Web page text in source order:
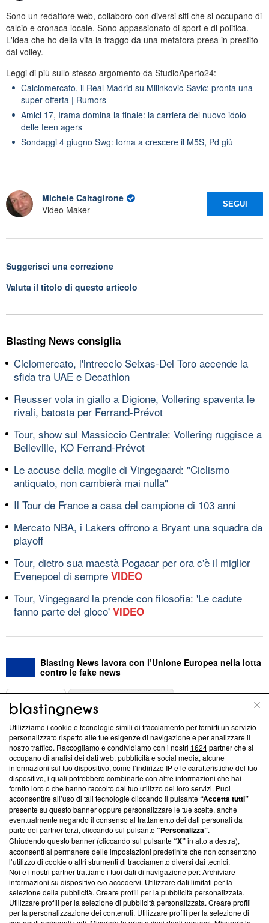
Sono un redattore web, collaboro con diversi siti che si occupano di
calcio e cronaca locale. Sono appassionato di sport e di politica.
L'idea che ho della vita la traggo da una metafora presa in prestito
dal volley.
Leggi di più sullo stesso argomento da StudioAperto24:
Calciomercato, il Real Madrid su Milinkovic-Savic: pronta una
super offerta | Rumors
Amici 17, Irama domina la finale: la carriera del nuovo idolo
delle teen agers
Sondaggi 4 giugno Swg: torna a crescere il M5S, Pd giù
Michele Caltagirone
Video Maker
SEGUI
Suggerisci una correzione
Valuta il titolo di questo articolo
Blasting News consiglia
Ciclomercato, l'intreccio Seixas-Del Toro accende la
sfida tra UAE e Decathlon
Reusser vola in giallo a Digione, Vollering spaventa le
rivali, batosta per Ferrand-Prévot
Tour, show sul Massiccio Centrale: Vollering ruggisce a
Belleville, KO Ferrand-Prévot
Le accuse della moglie di Vingegaard: "Ciclismo
antiquato, non cambierà mai nulla"
Il Tour de France a casa del campione di 103 anni
Mercato NBA, i Lakers offrono a Bryant una squadra da
playoff
Tour, dietro sua maestà Pogacar per ora c'è il miglior
Evenepoel di sempre VIDEO
Tour, Vingegaard la prende con filosofia: 'Le cadute
fanno parte del gioco' VIDEO
Blasting News lavora con l’Unione Europea nella lotta
contro le fake news
ABOUT
Questa sezione offre informazioni trasparenti su Blasting
News, sui nostri processi editoriali e su come ci impegniamo a
creare news di qualità. Inoltre, afferma la nostra aderenza a
‘Trust Project - News with Integrity’Blasting News non è
ancora membro del programma, ma ha richiesto di farne
parte; Trust Project non ha ancora effettuato una verifica di
conformità agli standard.
Su di noi
Team editoriale
Corporate
Redazione
Informativa Privacy
Utilizziamo i cookie e tecnologie simili di tracciamento per fornirti un servizio
personalizzato rispetto alle tue esigenze di navigazione e per analizzare il
nostro traffico. Raccogliamo e condividiamo con i nostri 1624partner che si
occupano di analisi dei dati web, pubblicità e social media, alcune
informazioni sul tuo dispositivo, come l’indirizzo IP e le caratteristiche del tuo
dispositivo, i quali potrebbero combinarle con altre informazioni che hai
fornito loro o che hanno raccolto dal tuo utilizzo dei loro servizi. Puoi
acconsentire all’uso di tali tecnologie cliccando il pulsante“Accetta tutti”
presente su questo banner oppure personalizzare le tue scelte, anche
eventualmente negando il consenso al trattamento dei dati personali da
parte dei partner terzi, cliccando sul pulsante“Personalizza”.
Chiudendo questo banner (cliccando sul pulsante“X”in alto a destra),
acconsenti al permanere delle impostazioni predefinite che non consentono
l’utilizzo di cookie o altri strumenti di tracciamento diversi dai tecnici.
Noi e i nostri partner trattiamo i tuoi dati di navigazione per: Archiviare
informazioni su dispositivo e/o accedervi. Utilizzare dati limitati per la
selezione della pubblicità. Creare profili per la pubblicità personalizzata.
Utilizzare profili per la selezione di pubblicità personalizzata. Creare profili
per la personalizzazione dei contenuti. Utilizzare profili per la selezione di